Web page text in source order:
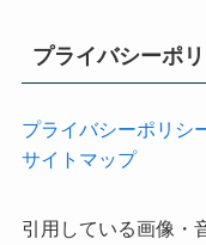
プライバシーポ
プライバシーポリシ
サイトマップ
引用している画像・